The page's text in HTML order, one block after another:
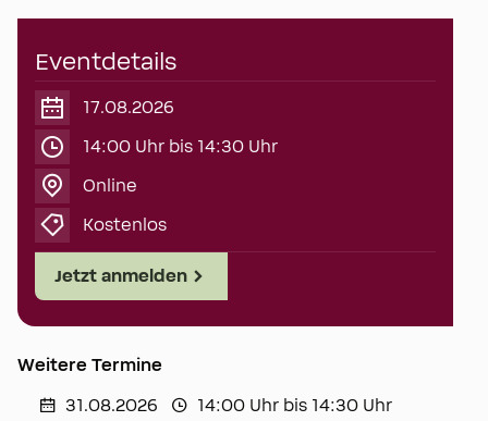
Eventdetails
17.08.2026
14:00 Uhr bis 14:30 Uhr
Online
Kostenlos
Jetzt anmelden
Weitere Termine
31.08.2026 14:00 Uhr bis 14:30 Uhr